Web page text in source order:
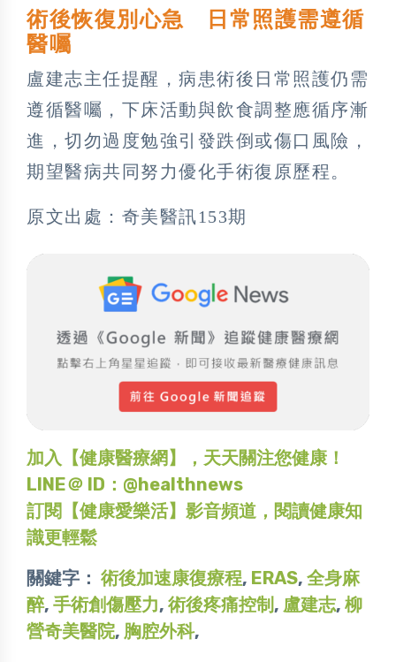
術後恢復別心急 日常照護需遵循
醫囑
盧建志主任提醒，病患術後日常照護仍需
遵循醫囑，下床活動與飲食調整應循序漸
進，切勿過度勉強引發跌倒或傷口風險，
期望醫病共同努力優化手術復原歷程。
原文出處：奇美醫訊153期
加入【健康醫療網】，天天關注您健康！
LINE＠ ID：@healthnews
訂閱【健康愛樂活】影音頻道，閱讀健康知
識更輕鬆
關鍵字： 術後加速康復療程, ERAS, 全身麻
醉, 手術創傷壓力, 術後疼痛控制 , 盧建志, 柳
營奇美醫院, 胸腔外科,